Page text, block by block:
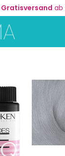
Gratisversand ab